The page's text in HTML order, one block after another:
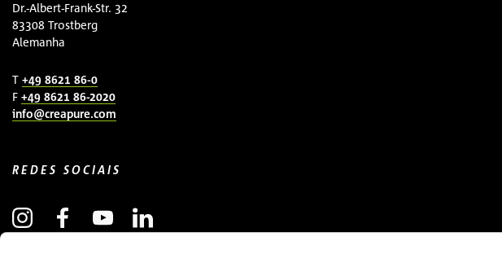
Dr.-Albert-Frank-Str. 32
83308 Trostberg
Alemanha
T +49 8621 86-0
F +49 8621 86-2020
info@creapure.com
REDES SOCIAIS